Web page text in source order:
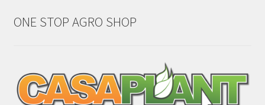
ONE STOP AGRO SHOP